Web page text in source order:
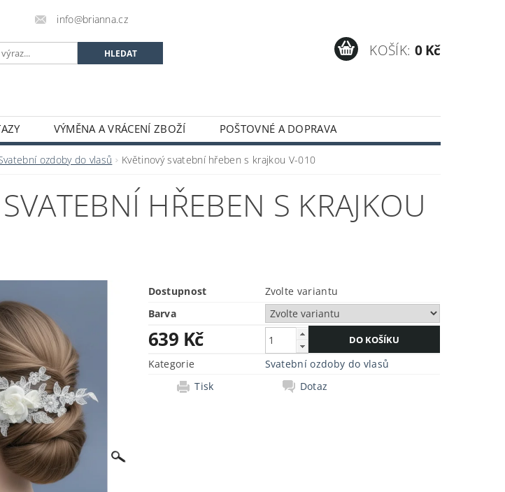
info@brianna.cz
KOŠÍK: 0 Kč
VÝMĚNA A VRÁCENÍ ZBOŽÍ
POŠTOVNÉ A DOPRAVA
ozdoby do vlasů Květinový svatební hřeben s krajkou V-010
HŘEBEN S KRAJKOU
Dostupnost
Zvolte variantu
Barva
639 Kč
Kategorie
Svatební ozdoby do vlasů
Tisk
Dotaz